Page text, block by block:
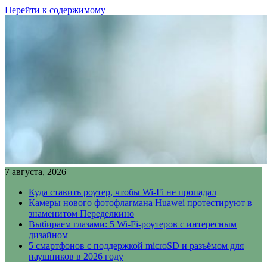
Перейти к содержимому
7 августа, 2026
Куда ставить роутер, чтобы Wi-Fi не пропадал
Камеры нового фотофлагмана Huawei протестируют в
знаменитом Переделкино
Выбираем глазами: 5 Wi-Fi-роутеров с интересным
дизайном
5 смартфонов с поддержкой microSD и разъёмом для
наушников в 2026 году